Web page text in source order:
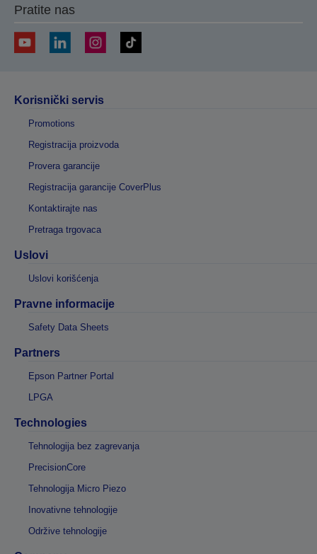
Pratite nas
Korisnički servis
Promotions
Registracija proizvoda
Provera garancije
Registracija garancije CoverPlus
Kontaktirajte nas
Pretraga trgovaca
Uslovi
Uslovi korišćenja
Pravne informacije
Safety Data Sheets
Partners
Epson Partner Portal
LPGA
Technologies
Tehnologija bez zagrevanja
PrecisionCore
Tehnologija Micro Piezo
Inovativne tehnologije
Održive tehnologije